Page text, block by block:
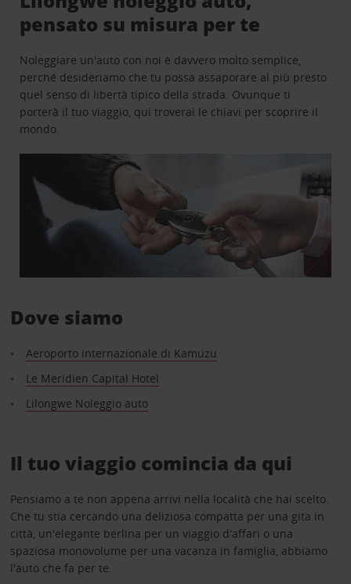
pensato su misura per te
Noleggiare un'auto con noi è davvero molto semplice,
perché desideriamo che tu possa assaporare al più presto
quel senso di libertà tipico della strada. Ovunque ti
porterà il tuo viaggio, qui troverai le chiavi per scoprire il
mondo.
Dove siamo
Aeroporto internazionale di Kamuzu
Le Meridien Capital Hotel
Lilongwe Noleggio auto
Il tuo viaggio comincia da qui
Pensiamo a te non appena arrivi nella località che hai scelto.
Che tu stia cercando una deliziosa compatta per una gita in
città, un'elegante berlina per un viaggio d'affari o una
spaziosa monovolume per una vacanza in famiglia, abbiamo
l'auto che fa per te.